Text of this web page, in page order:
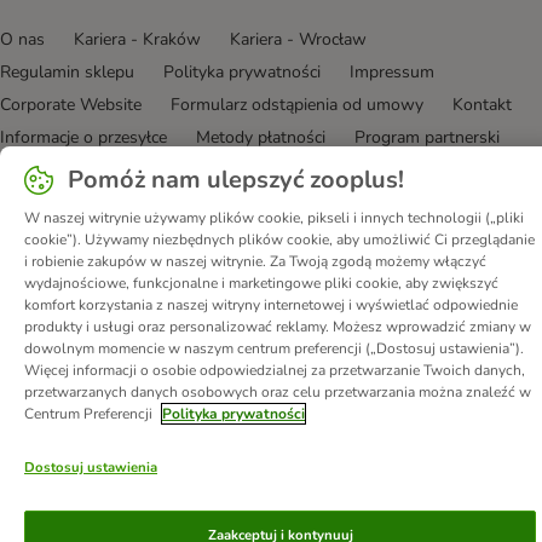
O nas Kariera - Kraków
Kariera - Wrocław
Regulamin sklepu
Polityka prywatności
Impressum
Corporate Website
Formularz odstąpienia od umowy
Kontakt
Informacje o przesyłce
Metody płatności
Program partnerski
Korzyści
Oświadczenie o dostępności
© zooplus SE2026
Pomóż nam ulepszyć zooplus!
W naszej witrynie używamy plików cookie, pikseli i innych technologii („pliki
cookie”). Używamy niezbędnych plików cookie, aby umożliwić Ci przeglądanie
i robienie zakupów w naszej witrynie. Za Twoją zgodą możemy włączyć
wydajnościowe, funkcjonalne i marketingowe pliki cookie, aby zwiększyć
komfort korzystania z naszej witryny internetowej i wyświetlać odpowiednie
produkty i usługi oraz personalizować reklamy. Możesz wprowadzić zmiany w
dowolnym momencie w naszym centrum preferencji („Dostosuj ustawienia”).
Więcej informacji o osobie odpowiedzialnej za przetwarzanie Twoich danych,
przetwarzanych danych osobowych oraz celu przetwarzania można znaleźć w
Centrum Preferencji
Polityka prywatności
Dostosuj ustawienia
Zaakceptuj i kontynuuj